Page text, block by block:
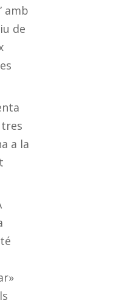
amb
de
a la